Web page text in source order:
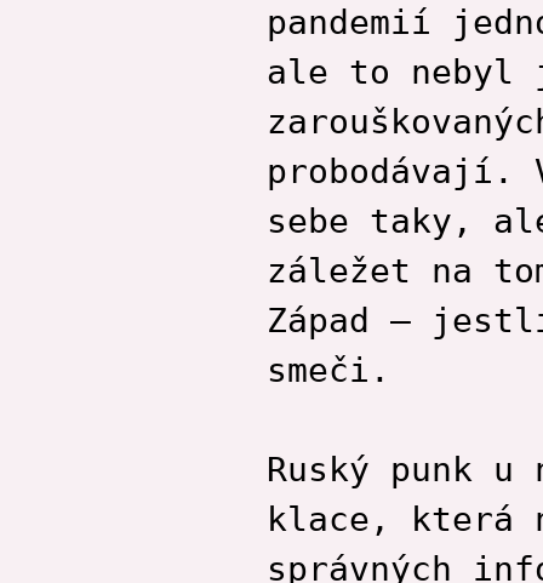
pandemií
ale to nebyl
probodávají.
sebe taky,
záležet na
Západ –
smeči.
Ruský punk u
klace, která
správných